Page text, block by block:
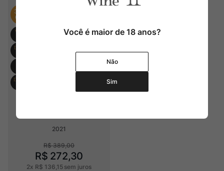
30%
OFF
2021
R$ 389,00
R$ 272,30
2x R$ 136 15sem juros
Você é maior de 18 anos?
Não
Sim